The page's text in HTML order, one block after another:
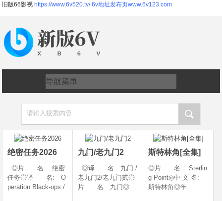
旧版66影视 https://www.6v520.tv/ 6v地址发布页www.6v123.com
请输入搜索内容
绝密任务2026
◎片 名: 绝密
任务◎译 名: O
peration Black-ops /
九门/老九门2
◎译 名 九门 /
老九门2/老九门贰◎
片 名 九门◎
斯特林角[全集]
◎片 名: Sterlin
g Point◎中 文 名:
斯特林角◎年